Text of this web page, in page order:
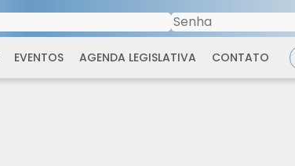
EVENTOS AGENDA LEGISLATIVA CONTATO